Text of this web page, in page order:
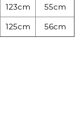
123cm
55cm
125cm 56cm